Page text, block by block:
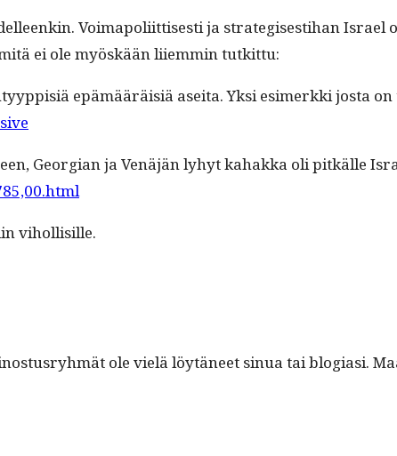
Voimapoli­it­tis­es­ti ja strate­gis­es­ti­han
ei ole myöskään liiem­min tutkittu:
epämääräisiä asei­ta. Yksi esimerk­ki jos­ta on
Geor­gian ja Venäjän lyhyt kahak­ka oli pitkälle
vihollisille.
ole vielä löytäneet sin­ua tai blo­giasi.